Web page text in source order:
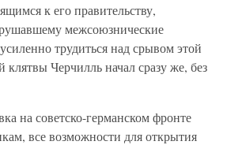
к его правительству,
межсоюзнические
трудиться над срывом этой
Черчилль начал сразу же, без
на советско-германском фронте
все возможности для открытия